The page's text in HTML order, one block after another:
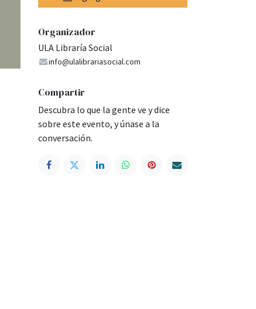
Organizador
ULA Libraría Social
info@ulalibrariasocial.com
Compartir
Descubra lo que la gente ve y dice
sobre este evento, y únase a la
conversación.